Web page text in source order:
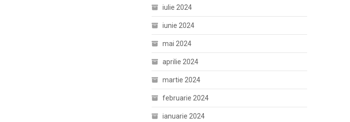
iulie 2024
iunie 2024
mai 2024
aprilie 2024
martie 2024
februarie 2024
ianuarie 2024